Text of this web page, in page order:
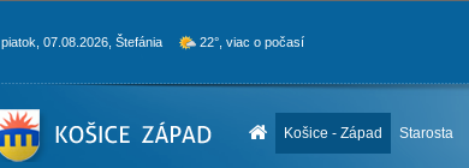
piatok, 07.08.2026, Štefánia 22°, viac o počasí
Košice - Západ Starosta